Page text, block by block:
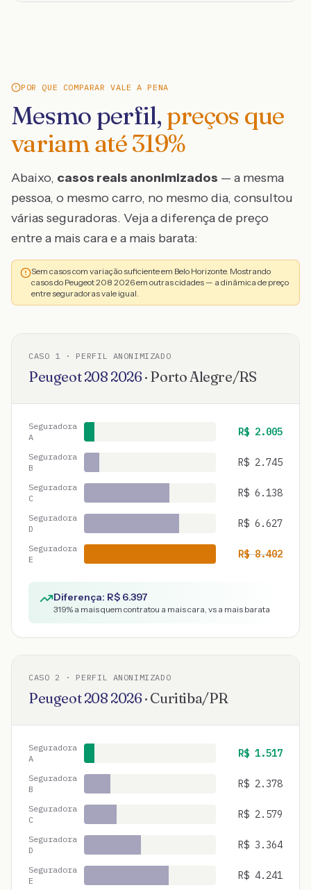
POR QUE COMPARAR VALE A PENA
Mesmo perfil, preços que
variam até319%
Abaixo, casos reais anonimizados — a mesma
pessoa, o mesmo carro, no mesmo dia, consultou
várias seguradoras. Veja a diferença de preço
entre a mais cara e a mais barata:
Sem casos com variação suficiente em Belo Horizonte. Mostrando
casos do Peugeot 208 2026 em outras cidades — a dinâmica de preço
entre seguradoras vale igual.
CASO 1 · PERFIL ANONIMIZADO
Peugeot208 2026· Porto Alegre/RS
Seguradora
A
R$ 2.005
Seguradora
B
R$ 2.745
Seguradora
C
R$ 6.138
Seguradora
D
R$ 6.627
Seguradora
E
R$8.402
Diferença: R$ 6.397
319% a mais quem contratou a mais cara, vs a mais barata
CASO 2 · PERFIL ANONIMIZADO
Peugeot208 2026· Curitiba/PR
Seguradora
A
R$ 1.517
Seguradora
B
R$ 2.378
Seguradora
C
R$ 2.579
Seguradora
D
R$ 3.364
Seguradora
E
R$ 4.241